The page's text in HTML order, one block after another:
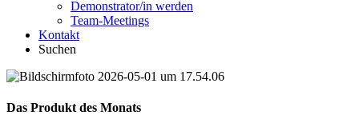
Demonstrator/in werden
Team-Meetings
Kontakt
Suchen
Das Produkt des Monats